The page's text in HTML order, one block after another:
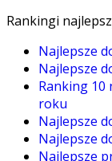
Rankingi
Najlepsze
Najlepsze
Ranking 10
roku
Najlepsze
Najlepsze
Najlepsze